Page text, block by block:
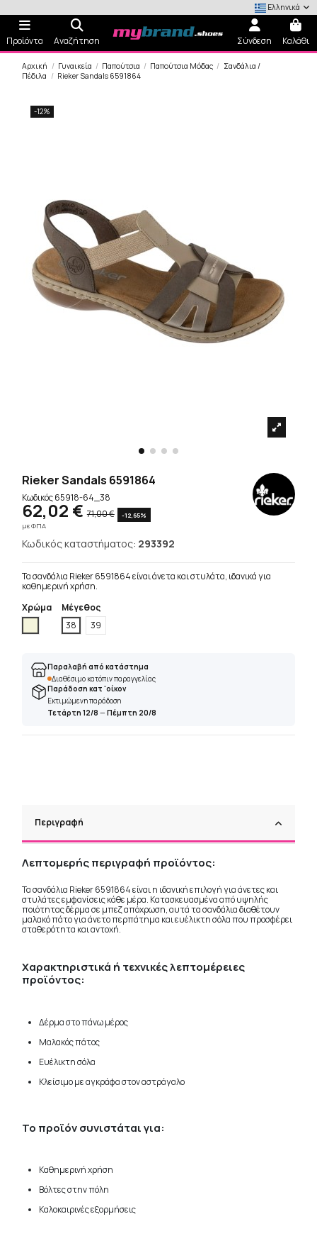
Ελληνικά
Προϊόντα Αναζήτηση Σύνδεση Καλάθι
Αρχική Γυναικεία Παπούτσια Παπούτσια Μόδας
Σανδάλια /
Πέδιλα
Rieker Sandals 6591864
-12%
Rieker Sandals 6591864
Κωδικός65918-64_38
62,02 € 71,00 €
-12,65%
με ΦΠΑ
Κωδικός καταστήματος: 293392
Τα σανδάλια Rieker 6591864 είναι άνετα και στυλάτα, ιδανικά για
καθημερινή χρήση.
Χρώμα
Μέγεθος
38
39
Παραλαβή από κατάστημα
Διαθέσιμο κατόπιν παραγγελίας
Παράδοση κατ 'οίκον
Εκτιμώμενη παράδοση
Τετάρτη 12/8 —Πέμπτη 20/8
Περιγραφή
Λεπτομερής περιγραφή προϊόντος:
Τα σανδάλια Rieker 6591864 είναι η ιδανική επιλογή για άνετες και
στυλάτες εμφανίσεις κάθε μέρα. Κατασκευασμένα από υψηλής
ποιότητας δέρμα σε μπεζ απόχρωση, αυτά τα σανδάλια διαθέτουν
μαλακό πάτο για άνετο περπάτημα και ευέλικτη σόλα που προσφέρει
σταθερότητα και αντοχή.
Χαρακτηριστικά ή τεχνικές λεπτομέρειες
προϊόντος:
Δέρμα στο πάνω μέρος
Μαλακός πάτος
Ευέλικτη σόλα
Κλείσιμο με αγκράφα στον αστράγαλο
Το προϊόν συνιστάται για:
Καθημερινή χρήση
Βόλτες στην πόλη
Καλοκαιρινές εξορμήσεις